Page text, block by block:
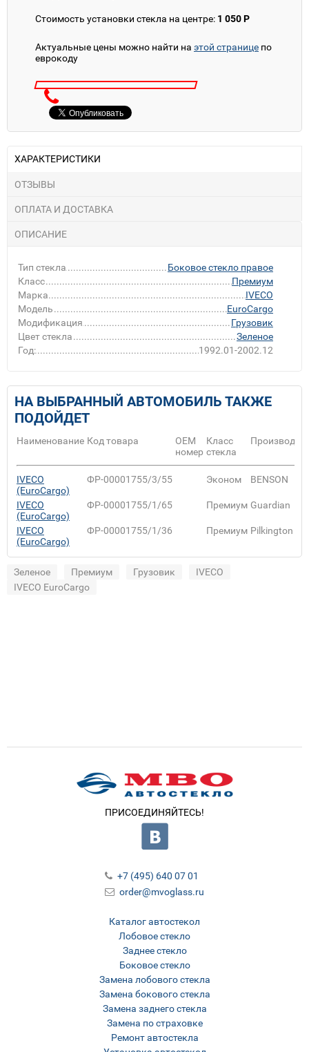
Стоимость установки стекла на центре: 1 050 Р
Актуальные цены можно найти на этой странице по
еврокоду
ХАРАКТЕРИСТИКИ
ОТЗЫВЫ
ОПЛАТА И ДОСТАВКА
ОПИСАНИЕ
Тип стекла
Боковое стекло правое
Класс
Премиум
Марка
IVECO
Модель
EuroCargo
Модификация
Грузовик
Цвет стекла
Зеленое
Год:
1992.01-2002.12
НА ВЫБРАННЫЙ АВТОМОБИЛЬ ТАКЖЕ
ПОДОЙДЕТ
Наименование Код товара
ОЕМ
номер
Класс
стекла
IVECO
(EuroCargo)
ФР-00001755/3/55 Эконом BENSON
IVECO
(EuroCargo)
ФР-00001755/1/65 Премиум Guardian
IVECO
(EuroCargo)
ФР-00001755/1/36 Премиум Pilkington
Зеленое Премиум Грузовик
IVECO
IVECO EuroCargo
ПРИСОЕДИНЯЙТЕСЬ!
Каталог автостекол
Лобовое стекло
Заднее стекло
Боковое стекло
Замена лобового стекла
Замена бокового стекла
Замена заднего стекла
Замена по страховке
Ремонт автостекла
+7 (495) 640 07 01
order@mvoglass.ru